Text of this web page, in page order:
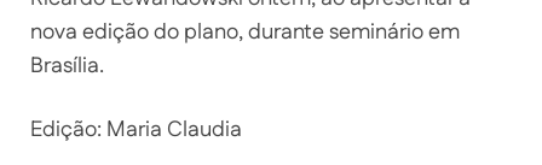
nova edição do plano, durante seminário em
Brasília.
Edição: Maria Claudia